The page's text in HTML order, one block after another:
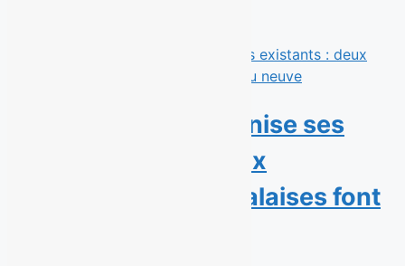
Éconofitness modernise ses
gyms existants : deux
succursales montréalaises font